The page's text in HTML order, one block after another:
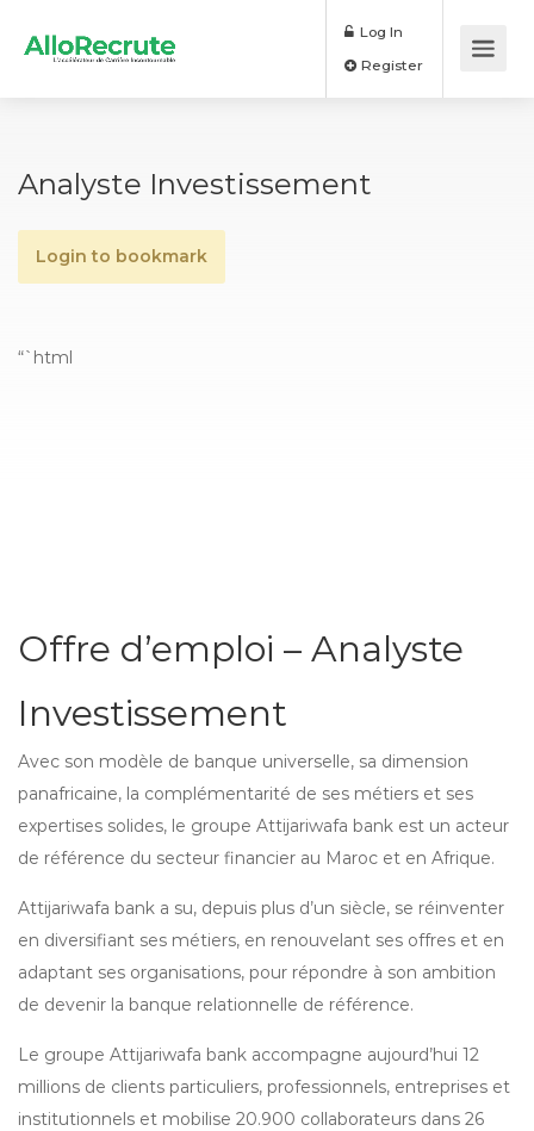
Log In
Analyste Investissement
Login to bookmark
“`html
Offre d’emploi – Analyste
Investissement
Avec son modèle de banque universelle, sa dimension
panafricaine, la complémentarité de ses métiers et ses
expertises solides, le groupe Attijariwafa bank est un acteur
de référence du secteur financier au Maroc et en Afrique.
Attijariwafa bank a su, depuis plus d’un siècle, se réinventer
en diversifiant ses métiers, en renouvelant ses offres et en
adaptant ses organisations, pour répondre à son ambition
de devenir la banque relationnelle de référence.
Le groupe Attijariwafa bank accompagne aujourd’hui 12
millions de clients particuliers, professionnels, entreprises et
institutionnels et mobilise 20.900 collaborateurs dans 26